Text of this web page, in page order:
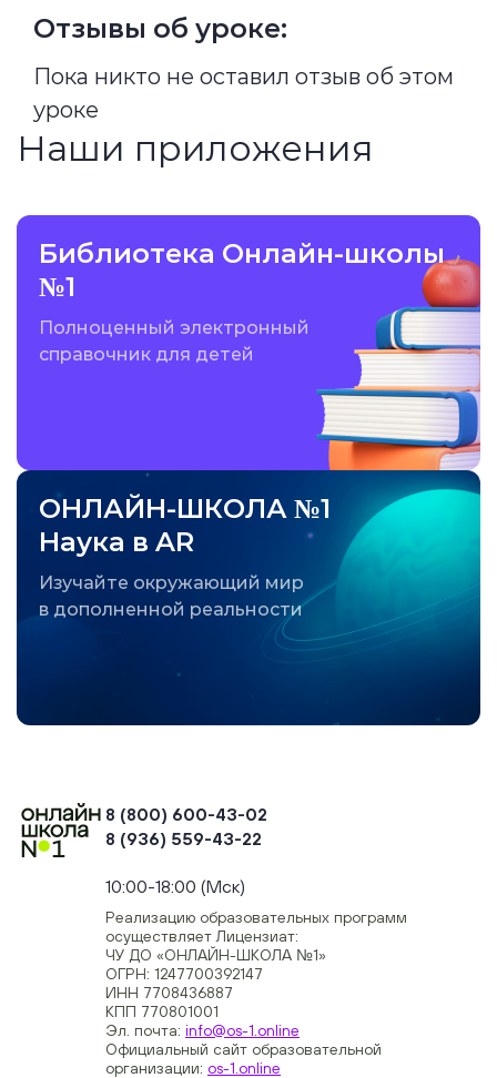
Отзывы об уроке:
Пока никто не оставил отзыв об этом
уроке
Наши приложения
Библиотека Онлайн-школы
№1
Полноценный электронный
справочник для детей
ОНЛАЙН-ШКОЛА №1
Наука в AR
Изучайте окружающий мир
в дополненной реальности
8 (800) 600-43-02
8 (936) 559-43-22
10:00-18:00 (Мск)
Реализацию образовательных программ
осуществляет Лицензиат:
ЧУ ДО «ОНЛАЙН-ШКОЛА №1»
ОГРН: 1247700392147
ИНН 7708436887
КПП 770801001
Эл. почта: info@os-1.online
Официальный сайт образовательной
организации: os-1.online